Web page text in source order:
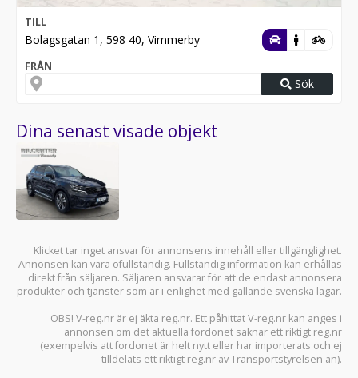
TILL
Bolagsgatan 1, 598 40, Vimmerby
FRÅN
Sök
Dina senast visade objekt
Klicket tar inget ansvar för annonsens innehåll eller tillgänglighet.
Annonsen kan vara ofullständig. Fullständig information kan erhållas
direkt från säljaren. Säljaren ansvarar för att de endast annonsera
produkter och tjänster som är i enlighet med gällande svenska lagar.
OBS! V-reg.nr är ej äkta reg.nr. Ett påhittat V-reg.nr kan anges i
annonsen om det aktuella fordonet saknar ett riktigt reg.nr
(exempelvis att fordonet är helt nytt eller har importerats och ej
tilldelats ett riktigt reg.nr av Transportstyrelsen än).